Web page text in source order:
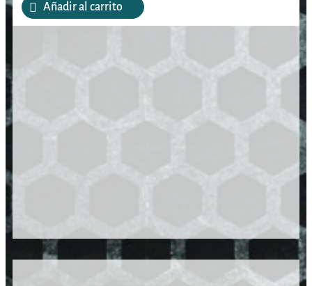
Añadir al carrito